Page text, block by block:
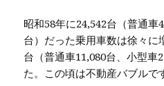
昭和58年に24,542台（普通車
台）だった乗用車数は徐々に
台（普通車11,080台、小型車
た。この頃は不動産バブルで